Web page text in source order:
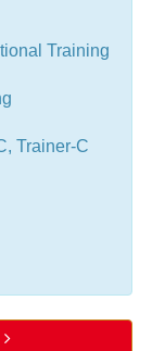
Training
Trainer-C